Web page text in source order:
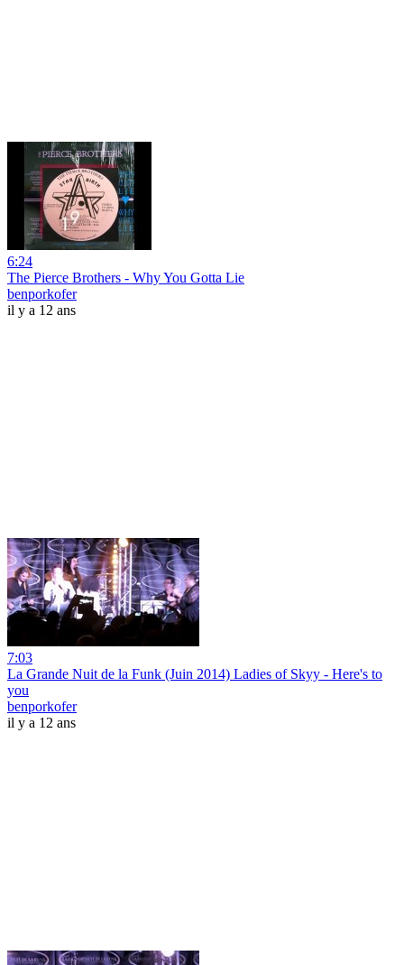
6:24
The Pierce Brothers - Why You Gotta Lie
benporkofer
il y a 12 ans
7:03
La Grande Nuit de la Funk (Juin 2014) Ladies of Skyy - Here's to
you
benporkofer
il y a 12 ans